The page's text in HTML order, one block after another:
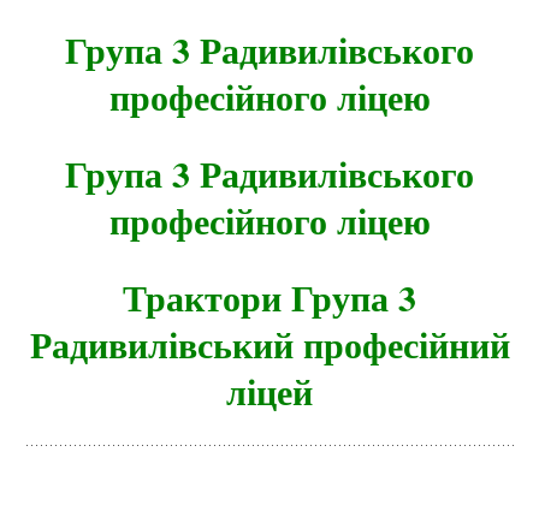
Група 3 Радивилівського
професійного ліцею
Група 3 Радивилівського
професійного ліцею
Трактори Група 3
Радивилівський професійний
ліцей